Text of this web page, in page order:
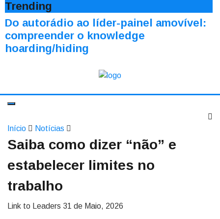
Trending
Do autorádio ao líder-painel amovível:
compreender o knowledge
hoarding/hiding
Início Notícias
Saiba como dizer “não” e
estabelecer limites no
trabalho
Link to Leaders 31 de Maio, 2026